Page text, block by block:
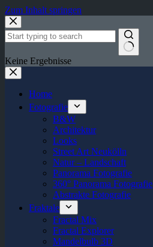
Zum Inhalt springen
Keine Ergebnisse
Home
Fotografie
B&W
Architektur
Looks
Street Art Neukölln
Natur – Landschaft
Panorama Fotografie
360° Panorama Fotografie
Abstrakte Fotografie
Fraktale
Fractal Mix
Fractal Explorer
Mandelbulb 3D